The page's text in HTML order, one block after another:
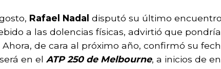
Rafael Nadal disputó su último
a las dolencias físicas, advirtió que
Ahora, de cara al próximo año, confirmó su
en el ATP 250 de Melbourne, a inicios de